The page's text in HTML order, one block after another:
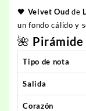
🖤 Velvet Oud de
un fondo cálido y
🌺
Tipo de nota
Salida
Corazón